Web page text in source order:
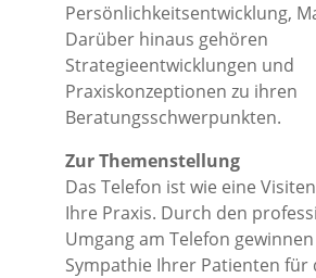
Persönlichkeitsentwicklung,
Darüber hinaus gehören
Strategieentwicklungen und
Praxiskonzeptionen zu ihren
Beratungsschwerpunkten.
Zur Themenstellung
Das Telefon ist wie eine
Ihre Praxis. Durch den
Umgang am Telefon gewinnen
Sympathie Ihrer Patienten für